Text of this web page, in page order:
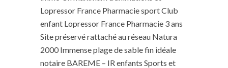
Lopressor France Pharmacie sport Club
enfant Lopressor France Pharmacie 3 ans
Site préservé rattaché au réseau Natura
2000 Immense plage de sable fin idéale
notaire BAREME – IR enfants Sports et